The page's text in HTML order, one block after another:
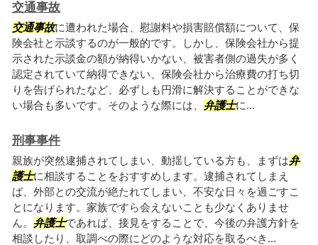
交通事故
交通事故に遭われた場合、慰謝料や損害賠償額について、保
険会社と示談するのが一般的です。しかし、保険会社から提
示された示談金の額が納得いかない、被害者側の過失が多く
認定されていて納得できない、保険会社から治療費の打ち切
りを告げられたなど、必ずしも円滑に解決することができな
い場合も多いです。そのような際には、 弁護士に...
刑事事件
親族が突然逮捕されてしまい、動揺している方も、まずは弁
護士に相談することをおすすめします。逮捕されてしまえ
ば、外部との交流が絶たれてしまい、不安な日々を過ごすこ
とになります。家族ですら会えないことも少なくありませ
ん。 弁護士であれば、接見をすることで、今後の弁護方針を
相談したり、取調べの際にどのような対応を取るべき...